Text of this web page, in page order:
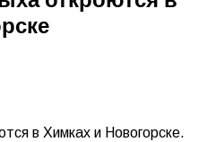
в Химках и Новогорске.